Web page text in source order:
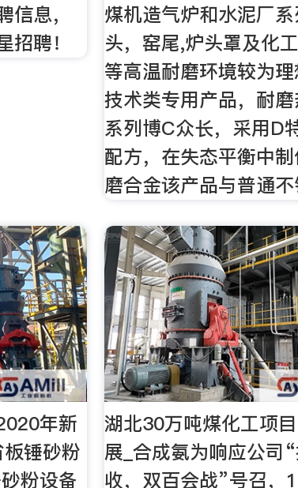
息，
聘！
煤机造气炉和水泥厂
头，窑尾,炉头罩及化
等高温耐磨环境较为
技术类专用产品，耐
系列博C众长，采用D
配方，在失态平衡中
磨合金该产品与普通
年新
锤砂粉
粉设备
湖北30万吨煤化工项
展_合成氨为响应公司
收，双百会战”号召，